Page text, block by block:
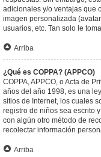
adicionales y/o ventajas que
imagen personalizada
usuarios, etc. Tan solo le
Arriba
¿Qué es COPPA? (APPCO)
COPPA, APPCO, o Acta de
años del año 1998, es una
sitios de Internet, los cuales
registro de niños sea escrito
con algún otro método de
recolectar información
Arriba